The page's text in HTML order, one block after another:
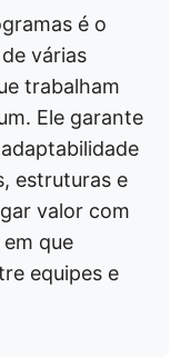
é o
várias
trabalham
Ele garante
estruturas e
valor com
que
equipes e